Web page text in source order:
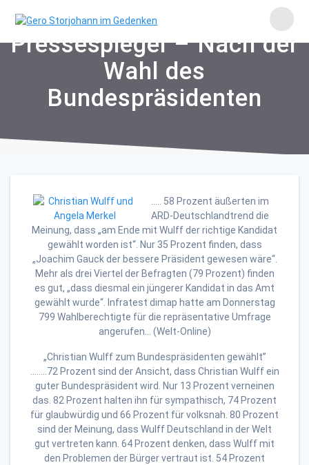
to
Pressespiegel – Nach der
Wahl des
Bundespräsidenten
….. 58 Prozent äußerten im
ARD-Deutschlandtrend die
Meinung, dass „am Ende mit Wulff der richtige Kandidat
gewählt worden ist“. Nur 35 Prozent finden, dass
„Joachim Gauck der bessere Präsident gewesen wäre“.
Mehr als drei Viertel der Befragten (79 Prozent) finden
es gut, „dass diesmal ein jüngerer Kandidat in das Amt
gewählt wurde“. Infratest dimap hatte am Donnerstag
799 Wahlberechtigte für die repräsentative Umfrage
angerufen… (Welt-Online)
„Christian Wulff zum Bundespräsidenten gewählt”
……..72 Prozent sind der Ansicht, dass Christian Wulff ein
guter Bundespräsident wird. Nur 13 Prozent verneinen
das. 82 Prozent halten ihn für sympathisch, 74 Prozent
für glaubwürdig und 66 Prozent für volksnah. 80 Prozent
sind der Meinung, dass Wulff Deutschland in der Welt
gut vertreten kann. 64 Prozent denken, dass Wulff mit
den Problemen der Bürger vertraut ist. 54 Prozent